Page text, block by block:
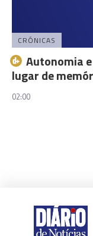
CRÓNICAS
Autonomia
lugar de
02:00